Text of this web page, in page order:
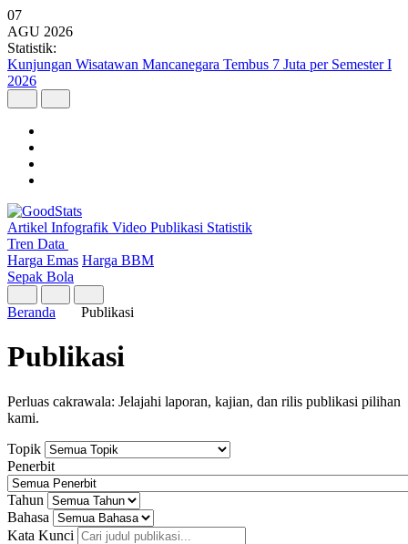
07
AGU 2026
Statistik:
Kunjungan Wisatawan Mancanegara Tembus 7 Juta per Semester I
2026
Artikel Infografik Video Publikasi Statistik
Tren Data
Harga Emas Harga BBM
Sepak Bola
Beranda Publikasi
Publikasi
Perluas cakrawala: Jelajahi laporan, kajian, dan rilis publikasi pilihan
kami.
Topik
Penerbit
Tahun
Bahasa
Kata Kunci